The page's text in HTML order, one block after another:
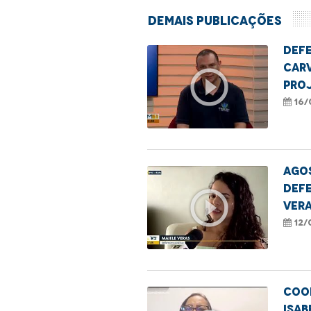
Demais Publicações
play_circle_outline
play_circle_outline 12/